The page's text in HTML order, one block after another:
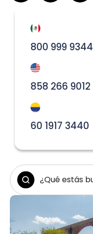
800 999 9344
858 266 9012
60 1917 3440